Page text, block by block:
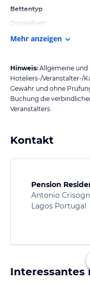
Bettentyp
Doppelbett
Mehr anzeigen
Hinweis: Allgemeine
Hoteliers-/Veranstalter-/
Gewähr und ohne
Buchung die
Veranstalters.
Kontakt
Pension
Antonio
Lagos Portugal
Interessantes